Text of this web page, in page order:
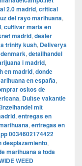
2.0 madrid, critical
del rayo marihuana,
, cultivar maria en
madrid, dealer
trinity kush, Deliverys
denmark, detailhandel
i madrid,
en madrid, donde
en españa,
ositos de
, Duitse vakantie
mit
, entregas en
, entregas en
0034602174422
desplazamiento,
marihuana a toda
WEED